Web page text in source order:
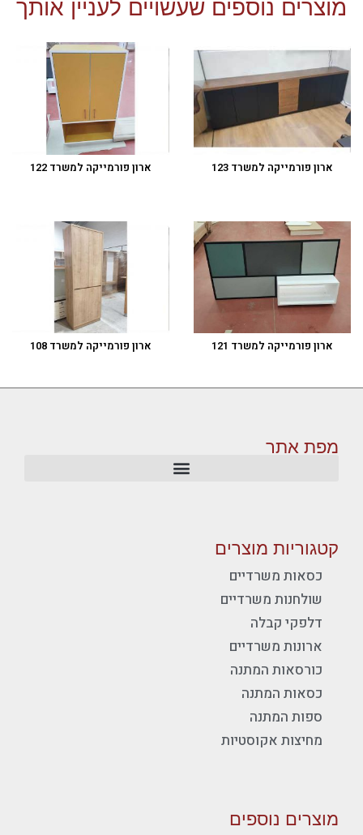
ארון פורמייקה למשרד 123 ארון פורמייקה למשרד 122
ארון פורמייקה למשרד 121 ארון פורמייקה למשרד 108
מפת אתר
קטגוריות מוצרים
כסאות משרדיים
שולחנות משרדיים
דלפקי קבלה
ארונות משרדיים
כורסאות המתנה
כסאות המתנה
ספות המתנה
מחיצות אקוסטיות
מוצרים נוספים